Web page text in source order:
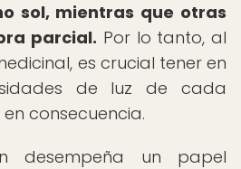
sol, mientras que otras
parcial. Por lo tanto, al
es crucial tener en
de luz de cada
consecuencia.
desempeña un papel